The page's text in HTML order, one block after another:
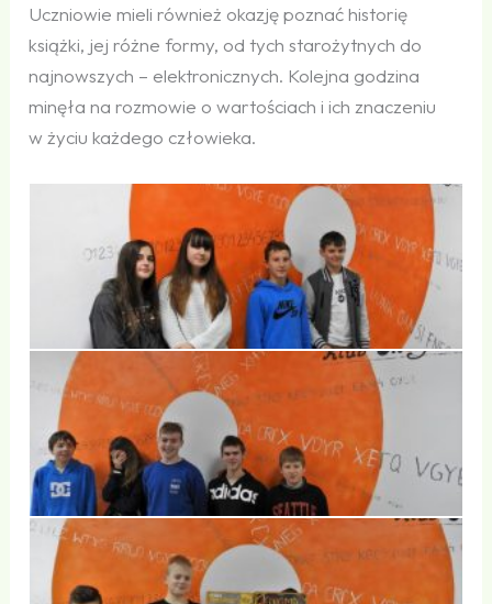
Uczniowie mieli również okazję poznać historię
książki, jej różne formy, od tych starożytnych do
najnowszych – elektronicznych. Kolejna godzina
minęła na rozmowie o wartościach i ich znaczeniu
w życiu każdego człowieka.